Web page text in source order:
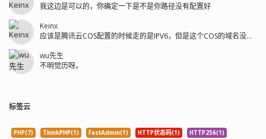
我这边是可以的，你确定一下是不是你路径没有配置好
Keinx
应该是腾讯云COS配置的时候走的是IPV6，但是这个COS的域名没有解析I...
wu先生
不明觉历呀。
标签云
PHP(7) ThinkPHP(1) FastAdmin(1) HTTP状态码(1)
HTTP256(1)